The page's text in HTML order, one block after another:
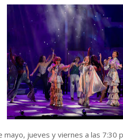
jueves y viernes a las 7:30